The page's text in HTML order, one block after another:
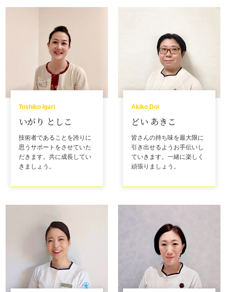
Toshiko Igari
いがり としこ
技術者であることを誇りに
思うサポートをさせていた
だきます。共に成長してい
きましょう。
Akiko Doi
どい あきこ
皆さんの持ち味を最大限に
引き出せるようお手伝いし
ていきます。一緒に楽しく
頑張りましょう。